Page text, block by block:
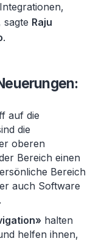
sagte Raju
.
auf die
die
oberen
Bereich einen
Bereich
auch Software
halten
helfen ihnen,